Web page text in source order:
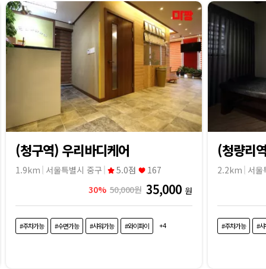
(청구역) 우리바디케어
1.9km 서울특별시 중구 5.0점
167
30% 50,000원 35,000 원
#주차가능 #수면가능 #샤워가능 #와이파이 +4
(청량리
2.2km
#주차가능 #